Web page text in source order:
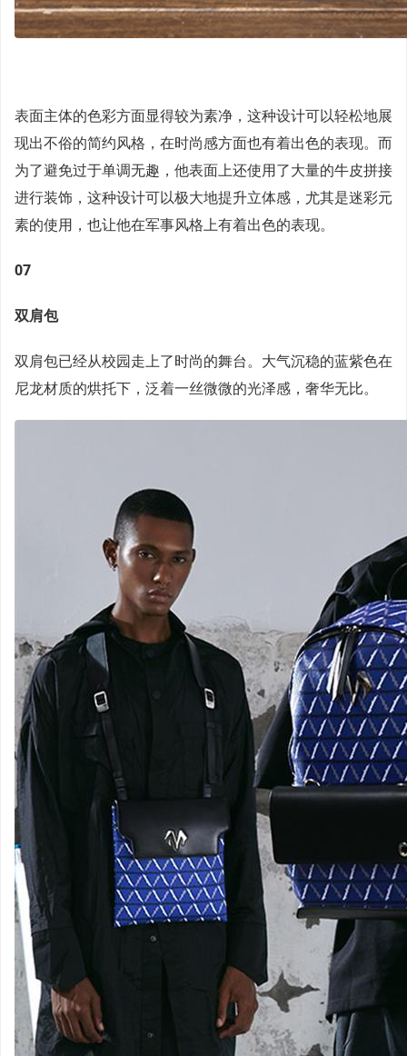
表面主体的色彩方面显得较为素净，这种设计可以轻松地展
现出不俗的简约风格，在时尚感方面也有着出色的表现。而
为了避免过于单调无趣，他表面上还使用了大量的牛皮拼接
进行装饰，这种设计可以极大地提升立体感，尤其是迷彩元
素的使用，也让他在军事风格上有着出色的表现。
07
双肩包
双肩包已经从校园走上了时尚的舞台。大气沉稳的蓝紫色在
尼龙材质的烘托下，泛着一丝微微的光泽感，奢华无比。